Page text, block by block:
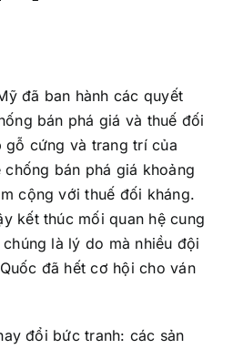
đã ban hành các quyết
bán phá giá và thuế đối
gỗ cứng và trang trí của
bán phá giá khoảng
cộng với thuế đối kháng.
kết thúc mối quan hệ cung
là lý do mà nhiều đội
đã hết cơ hội cho ván
đổi bức tranh: các sản